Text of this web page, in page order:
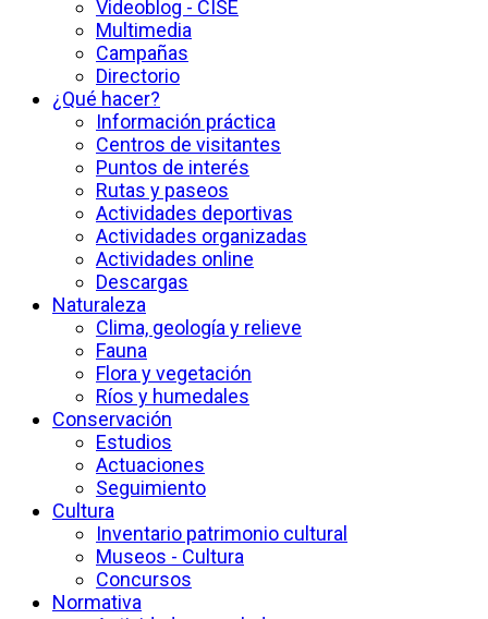
Videoblog - CISE
Multimedia
Campañas
Directorio
¿Qué hacer?
Información práctica
Centros de visitantes
Puntos de interés
Rutas y paseos
Actividades deportivas
Actividades organizadas
Actividades online
Descargas
Naturaleza
Clima, geología y relieve
Fauna
Flora y vegetación
Ríos y humedales
Conservación
Estudios
Actuaciones
Seguimiento
Cultura
Inventario patrimonio cultural
Museos - Cultura
Concursos
Normativa